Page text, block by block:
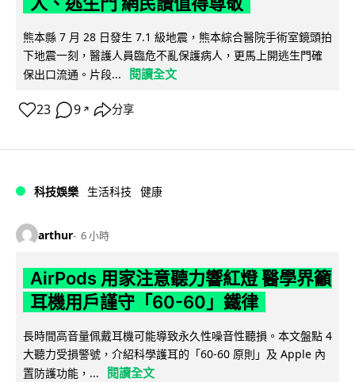
熊本縣 7 月 28 日發生 7.1 級地震，熊本綜合醫院手術室鏡頭拍
下地震一刻，醫護人員臨危不亂保護病人，更馬上開逃生門確
保出口流通。片段...
閱讀全文
23 9 ↗ 分享
科技娛樂 生活科技 健康
arthur 6 小時
AirPods 用家注意聽力響紅燈 醫學界籲
耳機用戶謹守「60-60」鐵律
長時間高音量佩戴耳機可能導致永久性噪音性聽損。本文盤點 4
大聽力受損警號，介紹科學護耳的「60-60 原則」及 Apple 內
置防護功能，...
閱讀全文